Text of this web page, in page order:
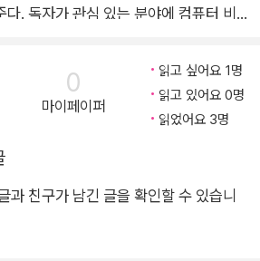
접 구현하지 않아도 컴퓨터 비전을 원하는
파이썬을 사용하면, 컴퓨터 비전 활용이 더
OpenCV를 활용해왔다. 처음 OpenCV를
함돼 있다. 그리고 이 라이브러리가 파이
를 이용해 구현하는 것보다 생산성이
른 속도를 요하는 경우를 제외하고는 파
작성하고 있다. 좋은 도구의 등장은 원래
. 독자가 관심 있는 분야에 컴퓨터 비전
상 처리, 이미지 특징 추출과 같은 프로
등의 특징 검출 알고리즘 구현 ■ 외부
이용한 물체 추적 ■ 머신 러닝을 이용한
망을 이용한 이미지 패턴 학습 방법 ■
비전 서비스 제공 ★ 이 책의 대
0
마이페이퍼
읽고 싶어요 1명
읽고 있어요 0명
읽었어요 3명
과 친구가 남긴 글을 확인할 수 있습니